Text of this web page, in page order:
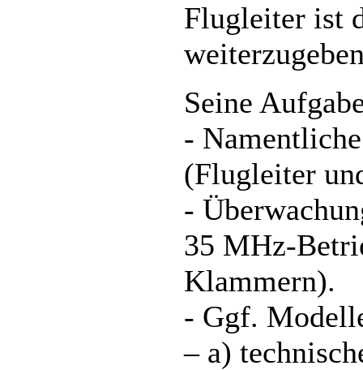
Flugleiter ist
Seine
-
(Flugleiter
-
35 MHz-
Klammern).
- Ggf.
– a)